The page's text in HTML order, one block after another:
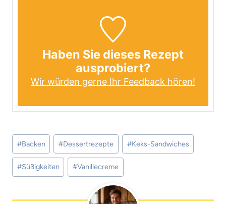
Haben Sie dieses Rezept
ausprobiert?
Wir würden gerne Ihr Feedback hören!
Schlagworte:
#Backen #Dessertrezepte #Keks-Sandwiches
#Süßigkeiten #Vanillecreme